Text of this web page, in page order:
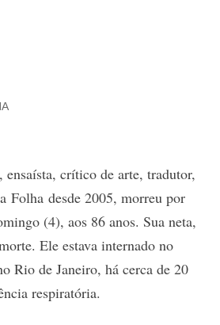
crítico de arte, tradutor,
Folhadesde 2005, morreu por
(4), aos 86 anos. Sua neta,
Ele estava internado no
Rio de Janeiro, há cerca de 20
respiratória.